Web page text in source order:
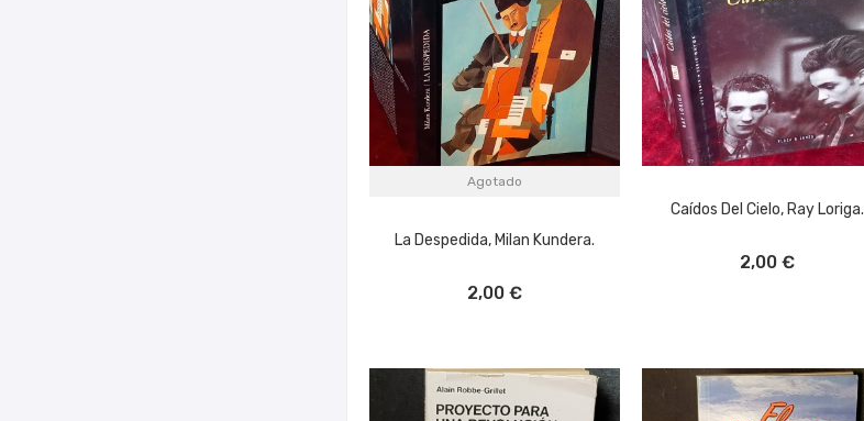
Agotado
La Despedida, Milan Kundera.
2,00 €
Caídos Del Cielo, Ray Loriga.
2,00 €